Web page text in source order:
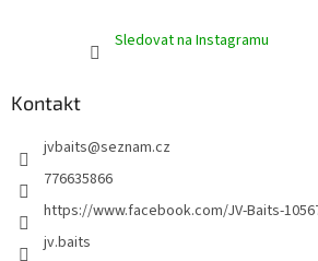
Sledovat na Instagramu
Kontakt
jvbaits@seznam.cz
776635866
https://www.facebook.com/JV-Baits-
jv.baits